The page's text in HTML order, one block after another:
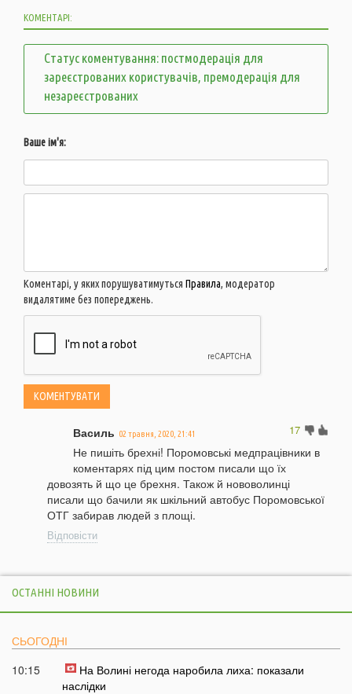
КОМЕНТАРІ:
Статус коментування: постмодерація для
зареєстрованих користувачів, премодерація для
незареєстрованих
Ваше ім'я:
Коментарі, у яких порушуватимуться Правила, модератор
видалятиме без попереджень.
17
Василь 02 травня, 2020, 21:41
Не пишіть брехні! Поромовські медпрацівники в
коментарях під цим постом писали що їх
довозять й що це брехня. Також й нововолинці
писали що бачили як шкільний автобус Поромовської
ОТГ забирав людей з площі.
Відповісти
ОСТАННІ НОВИНИ
СЬОГОДНІ
10:15
На Волині негода наробила лиха: показали
наслідки